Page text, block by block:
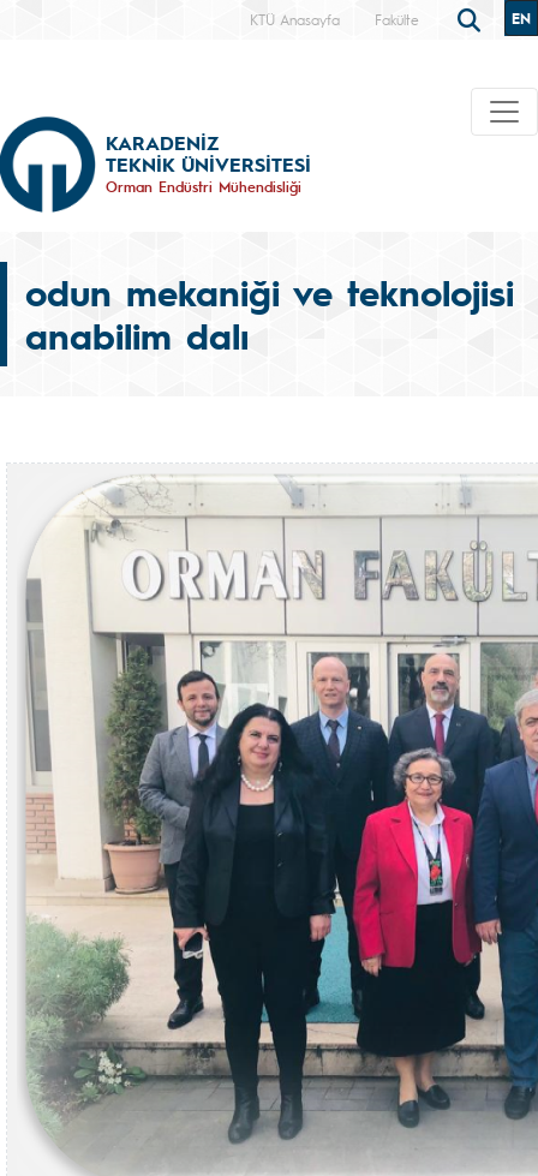
KTÜ Anasayfa Fakülte EN
KARADENİZ
TEKNİK ÜNİVERSİTESİ
Orman Endüstri Mühendisliği
odun mekaniği ve teknolojisi
anabilim dalı